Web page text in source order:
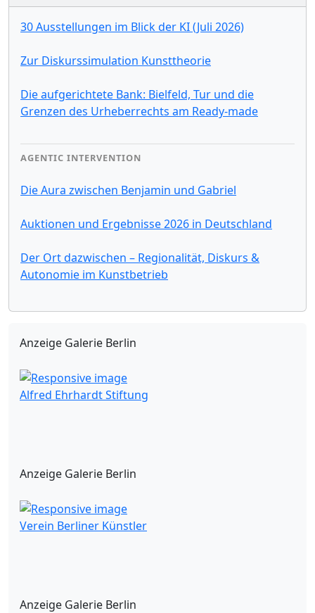
30 Ausstellungen im Blick der KI (Juli 2026)
Zur Diskurssimulation Kunsttheorie
Die aufgerichtete Bank: Bielfeld, Tur und die
Grenzen des Urheberrechts am Ready-made
AGENTIC INTERVENTION
Die Aura zwischen Benjamin und Gabriel
Auktionen und Ergebnisse 2026 in Deutschland
Der Ort dazwischen – Regionalität, Diskurs &
Autonomie im Kunstbetrieb
Anzeige Galerie Berlin
Alfred Ehrhardt Stiftung
Anzeige Galerie Berlin
Verein Berliner Künstler
Anzeige Galerie Berlin